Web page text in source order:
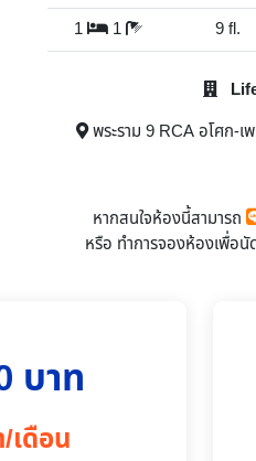
1
1 9 fl.
พระราม 9 RCA อโศก-เ
หากสนใจห้องนี้สามารถ
หรือ ทำการจองห้องเพื่อ
บาท
/เดือน